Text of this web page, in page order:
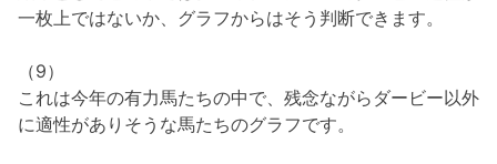
一枚上ではないか、グラフからはそう判断できます。
（9）
これは今年の有力馬たちの中で、残念ながらダービー以外
に適性がありそうな馬たちのグラフです。